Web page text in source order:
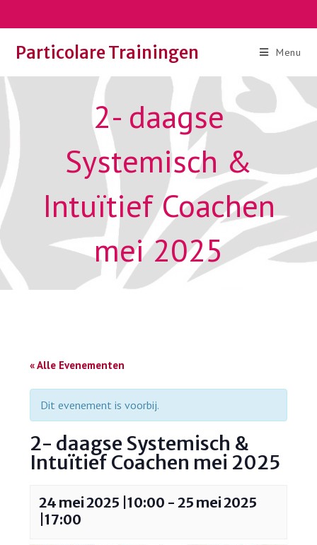
naar
inhoudParticolare Trainingen Menu
2- daagse
Systemisch &
Intuïtief Coachen
mei 2025
« Alle Evenementen
Dit evenement is voorbij.
2- daagse Systemisch &
Intuïtief Coachen mei 2025
24 mei 2025 |10:00 -25 mei 2025
|17:00